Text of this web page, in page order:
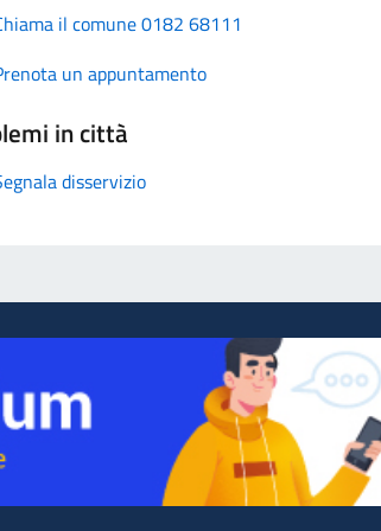
il comune 0182 68111
un appuntamento
in città
disservizio